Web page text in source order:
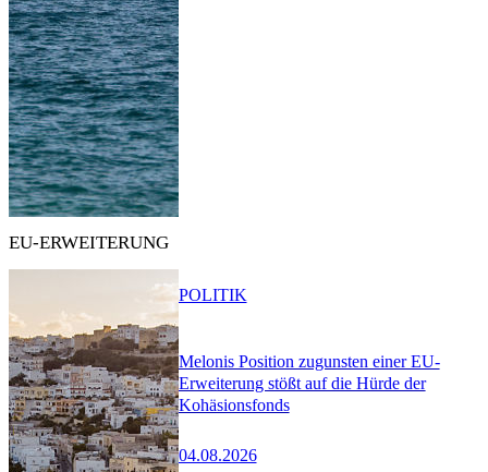
EU-ERWEITERUNG
Melonis Position zugunsten einer EU-
Erweiterung stößt auf die Hürde der
Kohäsionsfonds
04.08.2026
POLITIK